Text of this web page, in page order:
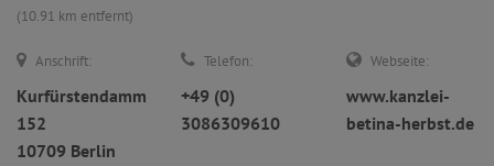
(10.91 km entfernt)
Anschrift:
Kurfürstendamm
152
10709 Berlin
Telefon:
+49 (0)
3086309610
Webseite:
www.kanzlei-
betina-herbst.de